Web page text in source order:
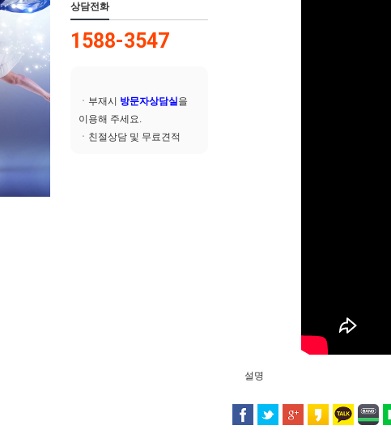
설명
상담전화
1588-3547
ㆍ부재시 방문자상담실을
이용해 주세요.
ㆍ친절상담 및 무료견적